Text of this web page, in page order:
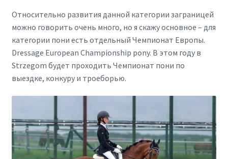
Относительно развития данной категории заграницей
можно говорить очень много, но я скажу основное – для
категории пони есть отдельный Чемпионат Европы.
Dressage European Championship pony. В этом году в
Strzegom будет проходить Чемпионат пони по
выездке, конкуру и троеборью.